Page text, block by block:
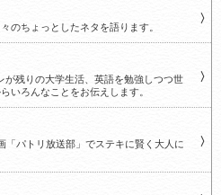
のちょっとしたネタを語ります。
が残りの大学生活、英語を勉強しつつ世
いろんなことをお伝えします。
「パトリ放送部」でステキに賢く大人に